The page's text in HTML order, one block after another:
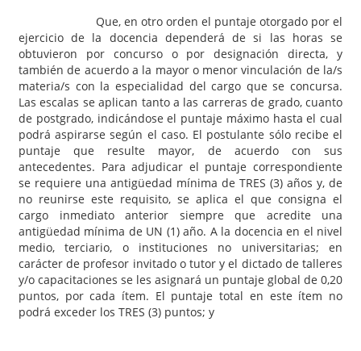
Que, en otro orden el puntaje otorgado por el
ejercicio de la docencia dependerá de si las horas se
obtuvieron por concurso o por designación directa, y
también de acuerdo a la mayor o menor vinculación de la/s
materia/s con la especialidad del cargo que se concursa.
Las escalas se aplican tanto a las carreras de grado, cuanto
de postgrado, indicándose el puntaje máximo hasta el cual
podrá aspirarse según el caso. El postulante sólo recibe el
puntaje que resulte mayor, de acuerdo con sus
antecedentes. Para adjudicar el puntaje correspondiente
se requiere una antigüedad mínima de TRES (3) años y, de
no reunirse este requisito, se aplica el que consigna el
cargo inmediato anterior siempre que acredite una
antigüedad mínima de UN (1) año. A la docencia en el nivel
medio, terciario, o instituciones no universitarias; en
carácter de profesor invitado o tutor y el dictado de talleres
y/o capacitaciones se les asignará un puntaje global de 0,20
puntos, por cada ítem. El puntaje total en este ítem no
podrá exceder los TRES (3) puntos; y